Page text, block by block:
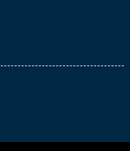
山东省济南市历下区经十路11111号华润中心写字楼（万象城）15层1508室浪琴售后服务中心（需提前预约）
山东省日照市东港区烟台路浪琴售后服务中心（需提前预约）